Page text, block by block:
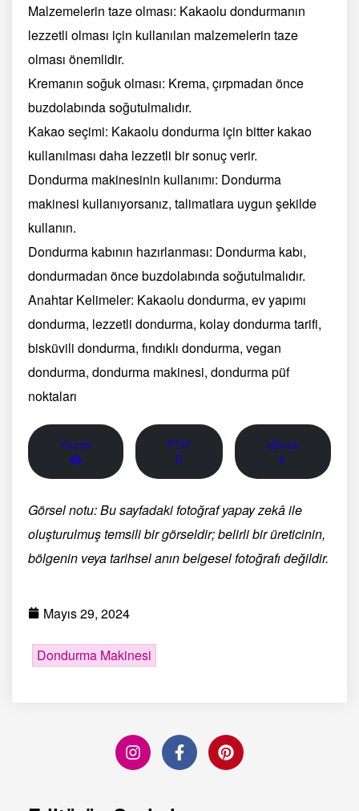
Malzemelerin taze olması: Kakaolu dondurmanın
lezzetli olması için kullanılan malzemelerin taze
olması önemlidir.
Kremanın soğuk olması: Krema, çırpmadan önce
buzdolabında soğutulmalıdır.
Kakao seçimi: Kakaolu dondurma için bitter kakao
kullanılması daha lezzetli bir sonuç verir.
Dondurma makinesinin kullanımı: Dondurma
makinesi kullanıyorsanız, talimatlara uygun şekilde
kullanın.
Dondurma kabının hazırlanması: Dondurma kabı,
dondurmadan önce buzdolabında soğutulmalıdır.
Anahtar Kelimeler: Kakaolu dondurma, ev yapımı
dondurma, lezzetli dondurma, kolay dondurma tarifi,
bisküvili dondurma, fındıklı dondurma, vegan
dondurma, dondurma makinesi, dondurma püf
noktaları
Yazdır
🖨
PDF
📄
eBook
📱
Görsel notu: Bu sayfadaki fotoğraf yapay zekâ ile
oluşturulmuş temsili bir görseldir; belirli bir üreticinin,
bölgenin veya tarihsel anın belgesel fotoğrafı değildir.
Mayıs 29, 2024
Dondurma Makinesi